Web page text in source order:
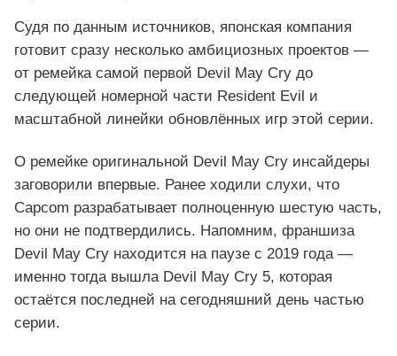
Судя по данным источников, японская компания
готовит сразу несколько амбициозных проектов —
от ремейка самой первой Devil May Cry до
следующей номерной части Resident Evil и
масштабной линейки обновлённых игр этой серии.
О ремейке оригинальной Devil May Cry инсайдеры
заговорили впервые. Ранее ходили слухи, что
Capcom разрабатывает полноценную шестую часть,
но они не подтвердились. Напомним, франшиза
Devil May Cry находится на паузе с 2019 года —
именно тогда вышла Devil May Cry 5, которая
остаётся последней на сегодняшний день частью
серии.